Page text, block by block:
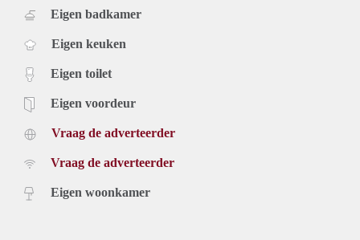
Eigen badkamer
Eigen keuken
Eigen toilet
Eigen voordeur
Vraag de adverteerder
Vraag de adverteerder
Eigen woonkamer